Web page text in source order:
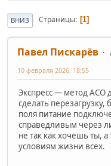
ВНИЗ Страницы 1
Павел Пискарёв
10 февраля 2026, 18:55
Экспресс — метод АСО
сделать
поля питание
справедливым через
не так как хочешь ты, а
условиям жизни всех.